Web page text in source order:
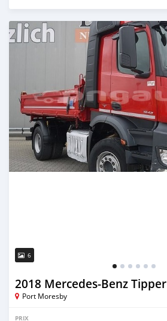
Publié il y a plus d'un an
6
2018 Mercedes‒Benz Tipper
Port Moresby
PRIX